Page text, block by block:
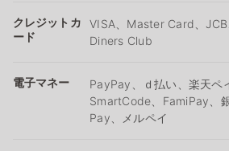
クレジットカ
ード
VISA、Master Card、JCB
Diners Club
電子マネー
PayPay、ｄ払い、楽天ペ
SmartCode、FamiPay、
Pay、メルペイ